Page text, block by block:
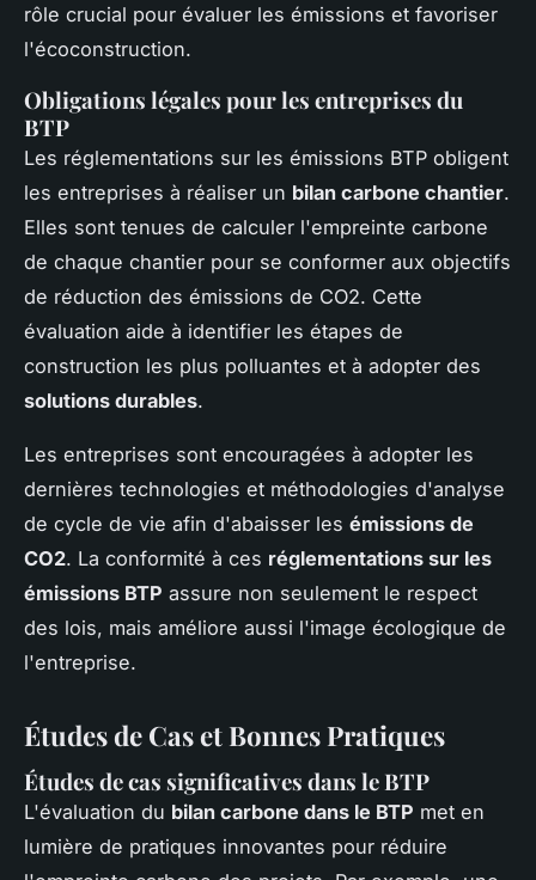
rôle crucial pour évaluer les émissions et favoriser
l'écoconstruction.
Obligations légales pour les entreprises du
BTP
Les réglementations sur les émissions BTP obligent
les entreprises à réaliser un bilan carbone chantier.
Elles sont tenues de calculer l'empreinte carbone
de chaque chantier pour se conformer aux objectifs
de réduction des émissions de CO2. Cette
évaluation aide à identifier les étapes de
construction les plus polluantes et à adopter des
solutions durables.
Les entreprises sont encouragées à adopter les
dernières technologies et méthodologies d'analyse
de cycle de vie afin d'abaisser les émissions de
CO2. La conformité à ces réglementations sur les
émissions BTP assure non seulement le respect
des lois, mais améliore aussi l'image écologique de
l'entreprise.
Études de Cas et Bonnes Pratiques
Études de cas significatives dans le BTP
L'évaluation du bilan carbone dans le BTP met en
lumière de pratiques innovantes pour réduire